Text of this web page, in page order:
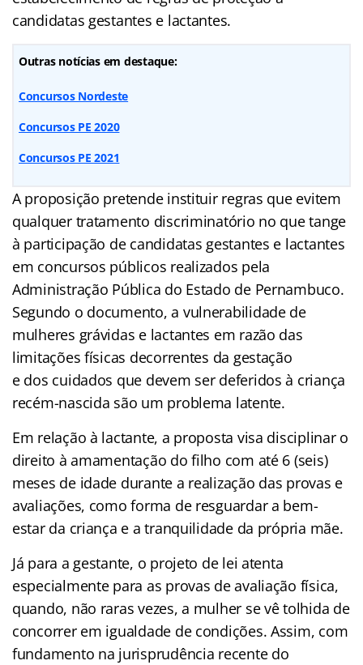
candidatas gestantes e lactantes.
Outras notícias em destaque:
Concursos Nordeste
Concursos PE 2020
Concursos PE 2021
A proposição pretende instituir regras que evitem
qualquer tratamento discriminatório no que tange
à participação de candidatas gestantes e lactantes
em concursos públicos realizados pela
Administração Pública do Estado de Pernambuco.
Segundo o documento, a vulnerabilidade de
mulheres grávidas e lactantes em razão das
limitações físicas decorrentes da gestação
e dos cuidados que devem ser deferidos à criança
recém-nascida são um problema latente.
Em relação à lactante, a proposta visa disciplinar o
direito à amamentação do filho com até 6 (seis)
meses de idade durante a realização das provas e
avaliações, como forma de resguardar a bem-
estar da criança e a tranquilidade da própria mãe.
Já para a gestante, o projeto de lei atenta
especialmente para as provas de avaliação física,
quando, não raras vezes, a mulher se vê tolhida de
concorrer em igualdade de condições. Assim, com
fundamento na jurisprudência recente do